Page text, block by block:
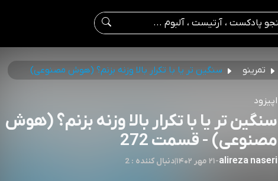
تمرینو سنگین تر یا با تکرار بالا وزنه بزنم؟ (هوش مصنوعی)
اپیزود
سنگین تر یا با تکرار بالا وزنه بزنم؟ (هوش
مصنوعی) - قسمت 272
alireza naseri
-۲۱ مهر ۱۴۰۲ |2 : دنبال کننده